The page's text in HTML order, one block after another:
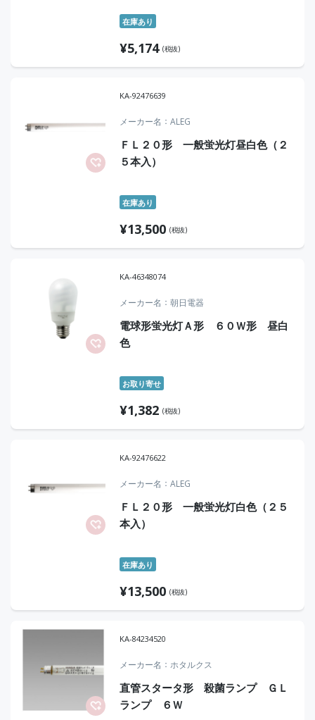
在庫あり
¥5,174 (税抜)
KA-92476639
メーカー名 ALEG
ＦＬ２０形 一般蛍光灯昼白色（２
５本入）
在庫あり
¥13,500 (税抜)
KA-46348074
メーカー名 朝日電器
電球形蛍光灯Ａ形 ６０Ｗ形 昼白
色
お取り寄せ
¥1,382 (税抜)
KA-92476622
メーカー名 ALEG
ＦＬ２０形 一般蛍光灯白色（２５
本入）
在庫あり
¥13,500 (税抜)
KA-84234520
メーカー名 ホタルクス
直管スタータ形 殺菌ランプ ＧＬ
ランプ ６Ｗ